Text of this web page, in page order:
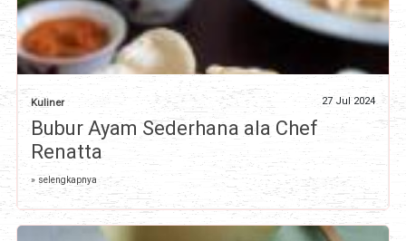
Kuliner 27 Jul 2024
Bubur Ayam Sederhana ala Chef
Renatta
» selengkapnya